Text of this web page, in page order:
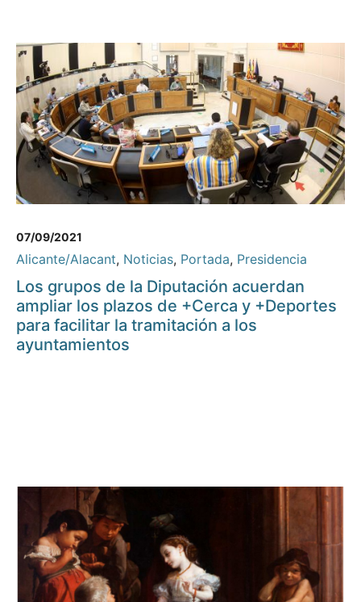
07/09/2021
Alicante/Alacant, Noticias, Portada, Presidencia
Los grupos de la Diputación acuerdan
ampliar los plazos de +Cerca y +Deportes
para facilitar la tramitación a los
ayuntamientos